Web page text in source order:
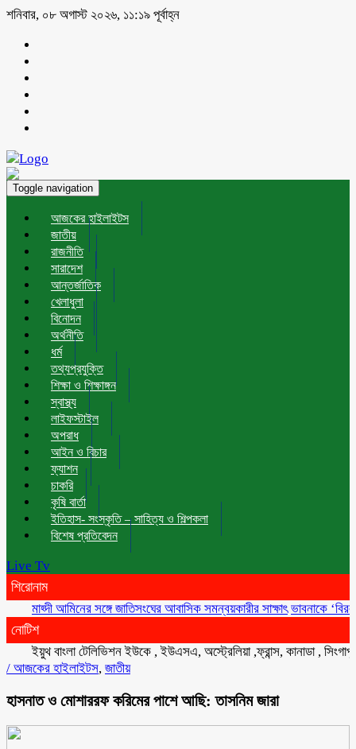
শনিবার, ০৮ অগাস্ট ২০২৬, ১১:১৯ পূর্বাহ্ন
Toggle navigation
আজকের হাইলাইটস
জাতীয়
রাজনীতি
সারাদেশ
আন্তর্জাতিক
খেলাধুলা
বিনোদন
অর্থনীতি
ধর্ম
তথ্যপ্রযুক্তি
শিক্ষা ও শিক্ষাঙ্গন
স্বাস্থ্য
লাইফস্টাইল
অপরাধ
আইন ও বিচার
ফ্যাশন
চাকরি
কৃষি বার্তা
ইতিহাস- সংস্কৃতি – সাহিত্য ও শিল্পকলা
বিশেষ প্রতিবেদন
Live Tv
শিরোনাম
মাহ্দী আমিনের সঙ্গে জাতিসংঘের আবাসিক সমন্বয়কারীর সাক্ষাৎ ভাবনাকে ‘বিরল
নোটিশ
ইয়ুথ বাংলা টেলিভিশন ইউকে , ইউএসএ, অস্ট্রেলিয়া ,ফ্রান্স, কানাডা , সিংগাপুর ,
/ আজকের হাইলাইটস, জাতীয়
হাসনাত ও মোশাররফ করিমের পাশে আছি: তাসনিম জারা